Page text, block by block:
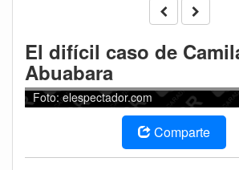
El difícil caso de
Abuabara
Foto: elespectador.com
Comparte